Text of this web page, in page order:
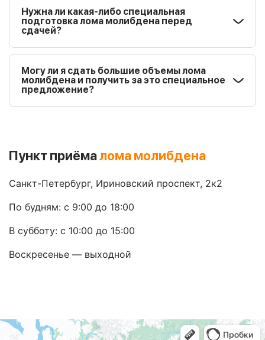
Нужна ли какая-либо специальная
подготовка лома молибдена перед
сдачей?
Могу ли я сдать большие объемы лома
молибдена и получить за это специальное
предложение?
Пункт приёмалома молибдена
Санкт-Петербург, Ириновский проспект, 2к2
По будням: с 9:00 до 18:00
В субботу: с 10:00 до 15:00
Воскресенье — выходной